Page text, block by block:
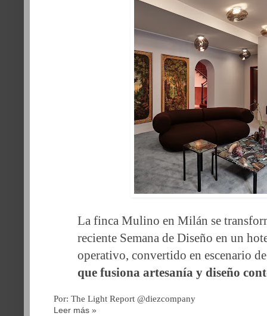
La finca Mulino en Milán se
reciente Semana de Diseño en un
operativo, convertido en escenario
que fusiona artesanía y diseño
Por: The Light Report @diezcompany
Leer más »